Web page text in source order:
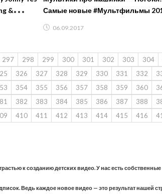
&
Самые новые #Мультфильмы
Видео игра #для детей смотреть
06.09.2017
297 298 299 300 301 302 303 304
326 327 328 329 330 331 332
354 355 356 357 358 359 360
382 383 384 385 386 387 388
410 411 412 413 414 415 416
к созданию детских видео. У нас есть собственные
Ведь каждое новое видео — это результат нашей